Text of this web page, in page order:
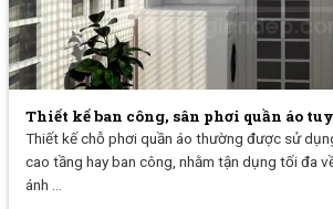
Thiết kế ban công, sân phơi quần áo
Thiết kế chỗ phơi quần áo thường được sử
cao tầng hay ban công, nhằm tận dụng tối đa
ánh ...